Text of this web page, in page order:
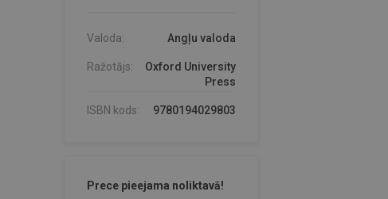
Valoda: Angļu valoda
Ražotājs:
Oxford University
Press
ISBN kods: 9780194029803
Prece pieejama noliktavā!